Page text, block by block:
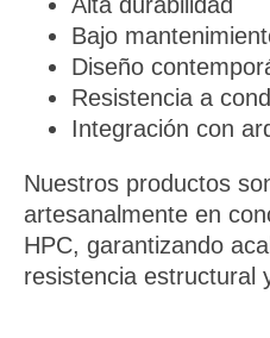
Bajo
Diseño
Resistencia a
Integración con
Nuestros productos
artesanalmente en
HPC, garantizando
resistencia estructural